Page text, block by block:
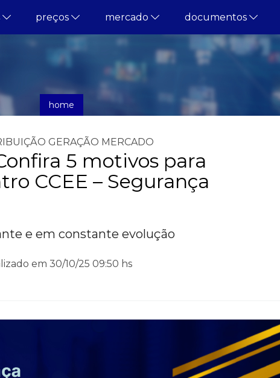
preços mercado documentos
home
GERAÇÃO MERCADO
5 motivos para
CCEE – Segurança
e em constante evolução
em 30/10/25 09:50 hs